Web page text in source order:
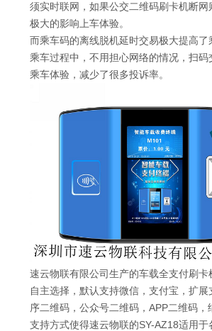
须实时联网，如果公交二维码刷卡机断网
极大的影响上车体验。
而乘车码的离线脱机延时交易极大提高了
乘车过程中，不用担心网络的情况，扫码
乘车体验，减少了很多投诉率。
速云物联有限公司生产的车载全支付刷卡
自主选择，默认支持微信，支付宝，扩展
序二维码，公众号二维码，APP二维码，
支持方式使得速云物联的SY-AZ18适用